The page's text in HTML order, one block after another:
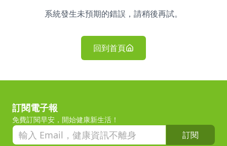
系統發生未預期的錯誤，請稍後再試。
回到首頁
訂閱電子報
免費訂閱早安，開始健康新生活！
訂閱